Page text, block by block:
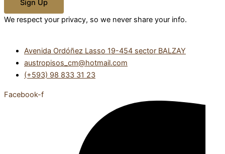
Sign Up
We respect your privacy, so we never share your info.
Avenida Ordóñez Lasso 19-454 sector BALZAY
austropisos_cm@hotmail.com
(+593) 98 833 31 23
Facebook-f